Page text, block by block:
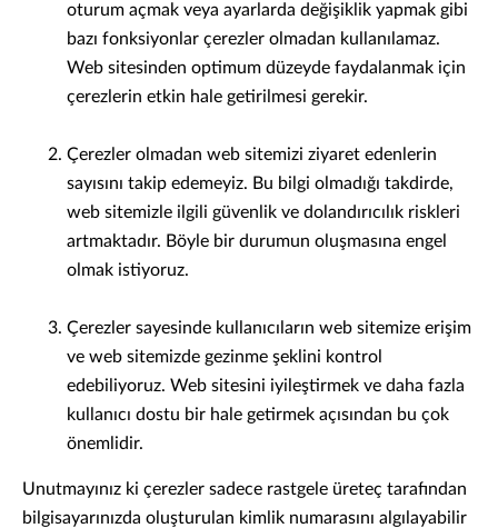
oturum açmak veya ayarlarda değişiklik yapmak gibi
bazı fonksiyonlar çerezler olmadan kullanılamaz.
Web sitesinden optimum düzeyde faydalanmak için
çerezlerin etkin hale getirilmesi gerekir.
Çerezler olmadan web sitemizi ziyaret edenlerin
sayısını takip edemeyiz. Bu bilgi olmadığı takdirde,
web sitemizle ilgili güvenlik ve dolandırıcılık riskleri
artmaktadır. Böyle bir durumun oluşmasına engel
olmak istiyoruz.
Çerezler sayesinde kullanıcıların web sitemize erişim
ve web sitemizde gezinme şeklini kontrol
edebiliyoruz. Web sitesini iyileştirmek ve daha fazla
kullanıcı dostu bir hale getirmek açısından bu çok
önemlidir.
Unutmayınız ki çerezler sadece rastgele üreteç tarafından
bilgisayarınızda oluşturulan kimlik numarasını algılayabilir